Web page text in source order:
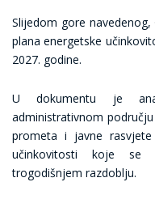
Slijedom gore
plana energetske
2027. godine.
U dokumentu je
administrativnom
prometa i javne
učinkovitosti koje se
trogodišnjem razdoblju.